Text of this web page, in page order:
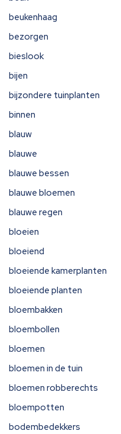
beukenhaag
bezorgen
bieslook
bijen
bijzondere tuinplanten
binnen
blauw
blauwe
blauwe bessen
blauwe bloemen
blauwe regen
bloeien
bloeiend
bloeiende kamerplanten
bloeiende planten
bloembakken
bloembollen
bloemen
bloemen in de tuin
bloemen robberechts
bloempotten
bodembedekkers